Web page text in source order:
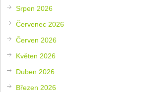
Srpen 2026
Červenec 2026
Červen 2026
Květen 2026
Duben 2026
Březen 2026